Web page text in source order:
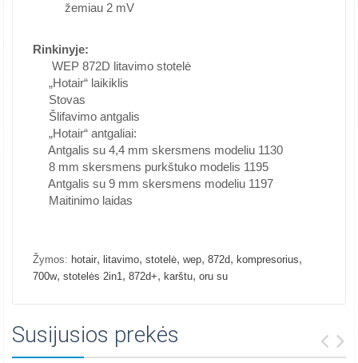
žemiau 2 mV
Rinkinyje:
WEP 872D litavimo stotelė
„Hotair“ laikiklis
Stovas
Šlifavimo antgalis
„Hotair“ antgaliai:
Antgalis su 4,4 mm skersmens modeliu 1130
8 mm skersmens purkštuko modelis 1195
Antgalis su 9 mm skersmens modeliu 1197
Maitinimo laidas
Žymos: hotair, litavimo, stotelė, wep, 872d, kompresorius,
700w, stotelės 2in1, 872d+, karštu, oru su
Susijusios prekės